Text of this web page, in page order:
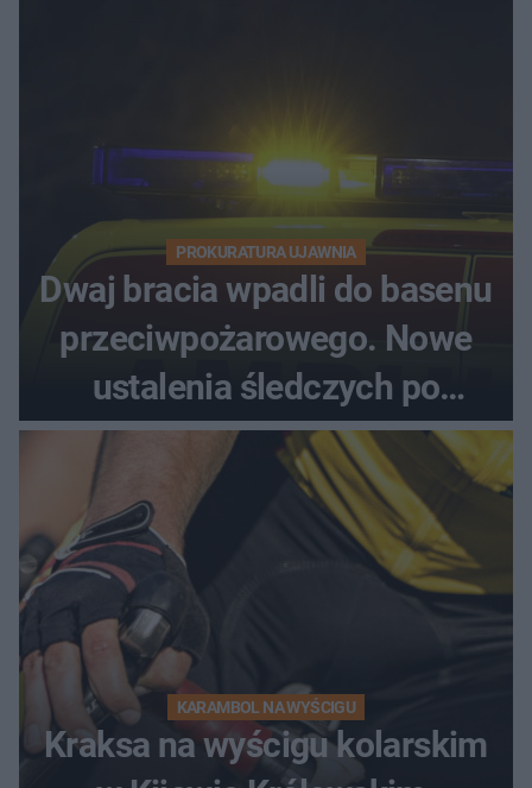
PROKURATURA UJAWNIA
Dwaj bracia wpadli do basenu
przeciwpożarowego. Nowe
ustalenia śledczych po
dramatycznej akcji
KARAMBOL NA WYŚCIGU
Kraksa na wyścigu kolarskim